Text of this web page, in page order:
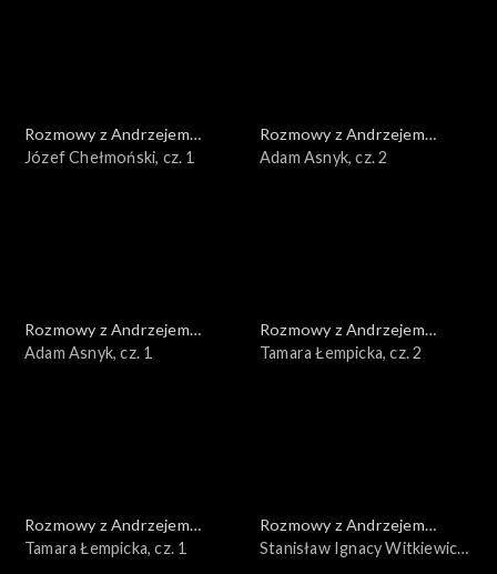
Rozmowy z Andrzejem
Doboszem
Józef Chełmoński, cz. 1
Rozmowy z Andrzejem
Doboszem
Adam Asnyk, cz. 2
Rozmowy z Andrzejem
Doboszem
Adam Asnyk, cz. 1
Rozmowy z Andrzejem
Doboszem
Tamara Łempicka, cz. 2
Rozmowy z Andrzejem
Doboszem
Tamara Łempicka, cz. 1
Rozmowy z Andrzejem
Doboszem
Stanisław Ignacy Witkiewicz,